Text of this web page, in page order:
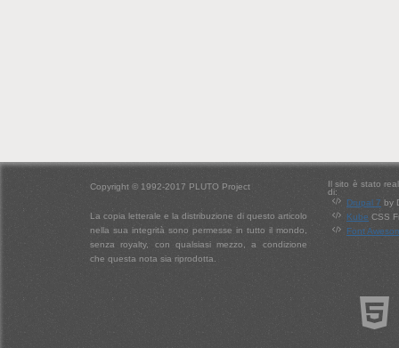
Copyright © 1992-2017 PLUTO Project
La copia letterale e la distribuzione di questo articolo
nella sua integrità sono permesse in tutto il mondo,
senza royalty, con qualsiasi mezzo, a condizione
che questa nota sia riprodotta.
Il sito è stato
di:
Drupal 7 by
Kube CSS
Font